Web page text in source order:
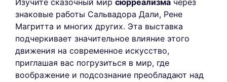
Изучите сказочный мир сюрреализма через
знаковые работы Сальвадора Дали, Рене
Магритта и многих других. Эта выставка
подчеркивает значительное влияние этого
движения на современное искусство,
приглашая вас погрузиться в мир, где
воображение и подсознание преобладают над